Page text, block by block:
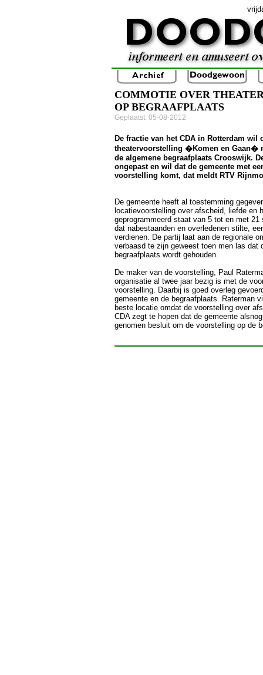
COMMOTIE OVER
OP BEGRAAFPLAATS
Geplaatst: 05-08-2012
De fractie van het CDA in Rotterdam wil
theatervoorstelling �Komen en Gaan�
de algemene begraafplaats Crooswijk.
ongepast en wil dat de gemeente met
voorstelling komt, dat meldt RTV
De gemeente heeft al toestemming
locatievoorstelling over afscheid, liefde en
geprogrammeerd staat van 5 tot en met 21
dat nabestaanden en overledenen stilte,
verdienen. De partij laat aan de regionale
verbaasd te zijn geweest toen men las dat
begraafplaats wordt gehouden.
De maker van de voorstelling, Paul
organisatie al twee jaar bezig is met de
voorstelling. Daarbij is goed overleg
gemeente en de begraafplaats. Raterman
beste locatie omdat de voorstelling over
CDA zegt te hopen dat de gemeente
genomen besluit om de voorstelling op de